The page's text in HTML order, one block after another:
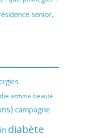
senior,
asthme beauté
campagne
diabète